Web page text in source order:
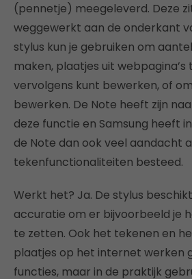
(pennetje) meegeleverd. Deze
weggewerkt aan de onderkant
stylus kun je gebruiken om
maken, plaatjes uit webpagina’s
vervolgens kunt bewerken, of
bewerken. De Note heeft zijn
deze functie en Samsung heeft
de Note dan ook veel aandacht
tekenfunctionaliteiten besteed.
Werkt het? Ja. De stylus
accuratie om er bijvoorbeeld je
te zetten. Ook het tekenen en
plaatjes op het internet werken
functies, maar in de praktijk